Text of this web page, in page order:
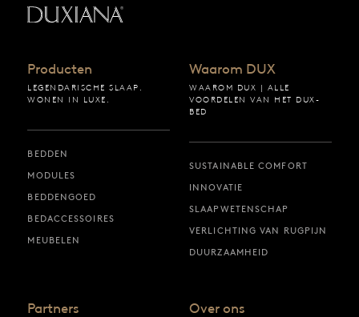
Producten
LEGENDARISCHE SLAAP.
WONEN IN LUXE.
BEDDEN
MODULES
BEDDENGOED
BEDACCESSOIRES
MEUBELEN
Waarom DUX
WAAROM DUX | ALLE
VOORDELEN VAN HET DUX-
BED
SUSTAINABLE COMFORT
INNOVATIE
SLAAPWETENSCHAP
VERLICHTING VAN RUGPIJN
DUURZAAMHEID
Partners Over ons